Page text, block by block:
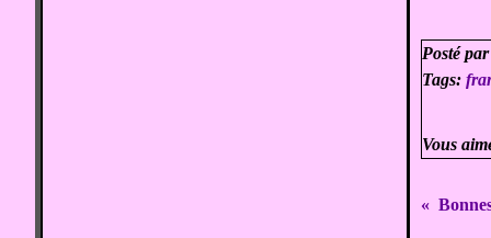
Posté
Tags:
Vous